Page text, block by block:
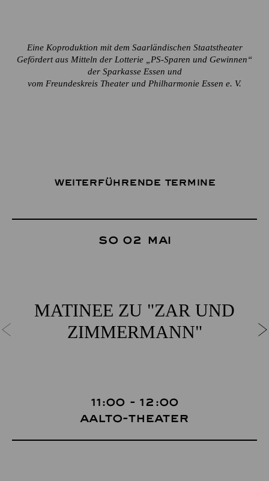
Eine Koproduktion mit dem Saarländischen Staatstheater
Gefördert aus Mitteln der Lotterie „PS-Sparen und Gewinnen“
der Sparkasse Essen und
vom Freundeskreis Theater und Philharmonie Essen e. V.
Weiterführende Termine
So 02 Mai
MATINEE ZU "ZAR UND
ZIMMERMANN"
11:00 - 12:00
Aalto-Theater